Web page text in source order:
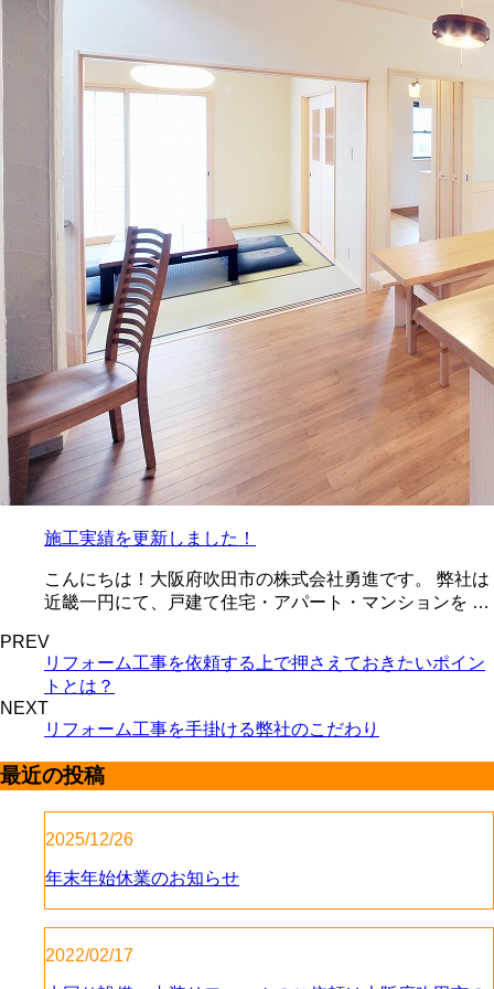
施工実績を更新しました！
こんにちは！大阪府吹田市の株式会社勇進です。 弊社は
近畿一円にて、戸建て住宅・アパート・マンションを …
PREV
リフォーム工事を依頼する上で押さえておきたいポイン
トとは？
NEXT
リフォーム工事を手掛ける弊社のこだわり
最近の投稿
2025/12/26
年末年始休業のお知らせ
2022/02/17